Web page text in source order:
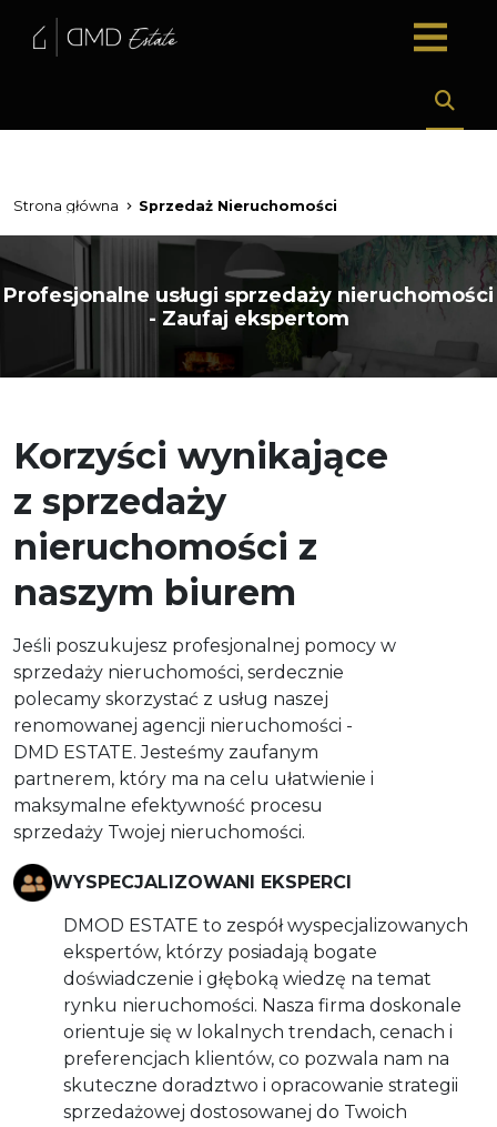
Strona główna Sprzedaż Nieruchomości
Profesjonalne usługi sprzedaży nieruchomości
- Zaufaj ekspertom
Korzyści wynikające
z sprzedaży
nieruchomości z
naszym biurem
Jeśli poszukujesz profesjonalnej pomocy w
sprzedaży nieruchomości, serdecznie
polecamy skorzystać z usług naszej
renomowanej agencji nieruchomości -
DMD ESTATE. Jesteśmy zaufanym
partnerem, który ma na celu ułatwienie i
maksymalne efektywność procesu
sprzedaży Twojej nieruchomości.
WYSPECJALIZOWANI EKSPERCI
DMOD ESTATE to zespół wyspecjalizowanych
ekspertów, którzy posiadają bogate
doświadczenie i głęboką wiedzę na temat
rynku nieruchomości. Nasza firma doskonale
orientuje się w lokalnych trendach, cenach i
preferencjach klientów, co pozwala nam na
skuteczne doradztwo i opracowanie strategii
sprzedażowej dostosowanej do Twoich